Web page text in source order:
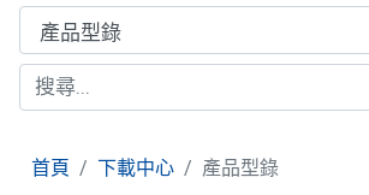
首頁 下載中心 產品型錄